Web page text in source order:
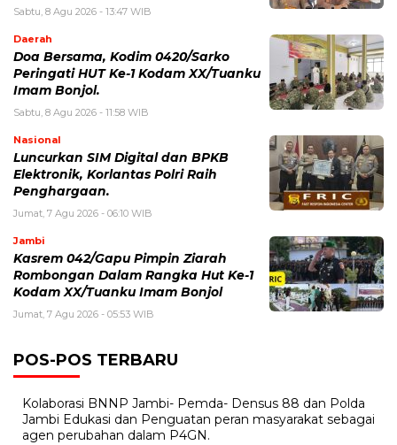
Sabtu, 8 Agu 2026 - 13:47 WIB
Daerah
Doa Bersama, Kodim 0420/Sarko
Peringati HUT Ke-1 Kodam XX/Tuanku
Imam Bonjol.
Sabtu, 8 Agu 2026 - 11:58 WIB
Nasional
Luncurkan SIM Digital dan BPKB
Elektronik, Korlantas Polri Raih
Penghargaan.
Jumat, 7 Agu 2026 - 06:10 WIB
Jambi
Kasrem 042/Gapu Pimpin Ziarah
Rombongan Dalam Rangka Hut Ke-1
Kodam XX/Tuanku Imam Bonjol
Jumat, 7 Agu 2026 - 05:53 WIB
POS-POS TERBARU
Kolaborasi BNNP Jambi- Pemda- Densus 88 dan Polda
Jambi Edukasi dan Penguatan peran masyarakat sebagai
agen perubahan dalam P4GN.